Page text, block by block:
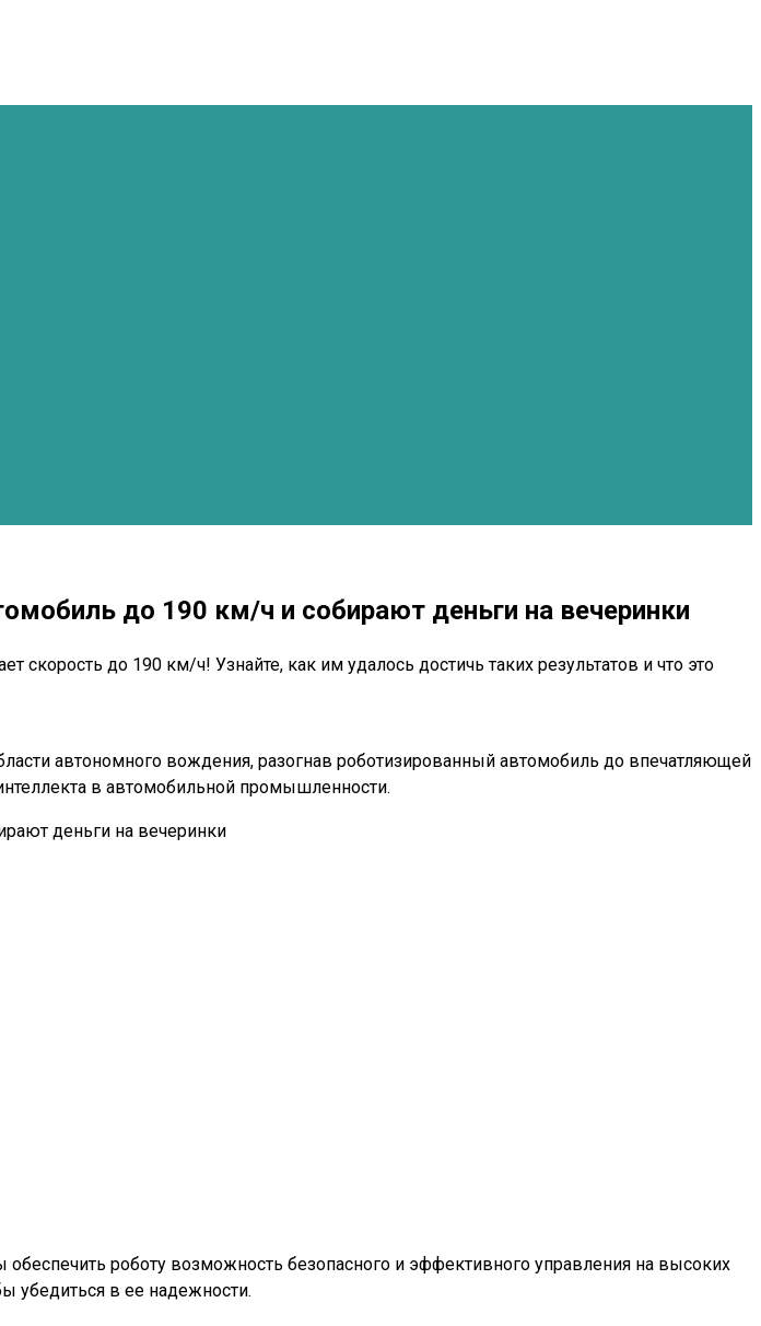
до 190 км/ч и собирают деньги на вечеринки
до 190 км/ч! Узнайте, как им удалось достичь таких результатов и что это
автономного вождения, разогнав роботизированный автомобиль до впечатляющей
в автомобильной промышленности.
роботу возможность безопасного и эффективного управления на высоких
убедиться в ее надежности.